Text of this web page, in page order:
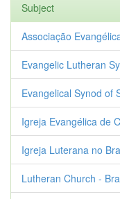
Subject
Associação
Evangelic Lutheran
Evangelical Synod of
Igreja Evangélica de
Igreja Luterana no
Lutheran Church -